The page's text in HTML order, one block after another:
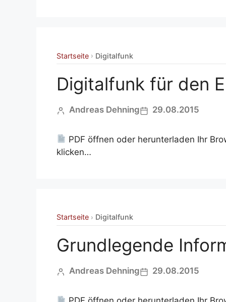
Startseite › Digitalfunk
Digitalfunk für den
Andreas Dehning 29.08.2015
PDF öffnen oder herunterladen Ihr
klicken…
Startseite › Digitalfunk
Grundlegende
Andreas Dehning 29.08.2015